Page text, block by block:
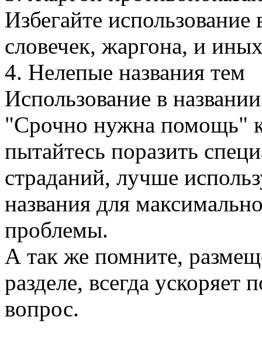
Избегайте
словечек, жаргона, и
4. Нелепые названия тем
Использование в
"Срочно нужна помощь"
пытайтесь поразить
страданий, лучше
названия для
проблемы.
А так же помните,
разделе, всегда ускоряет
вопрос.